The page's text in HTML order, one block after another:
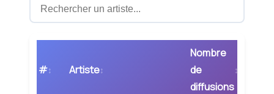
# Artiste
Nombre
de
diffusions